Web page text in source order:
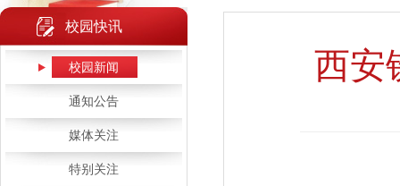
校园快讯
校园新闻
通知公告
媒体关注
特别关注
西安